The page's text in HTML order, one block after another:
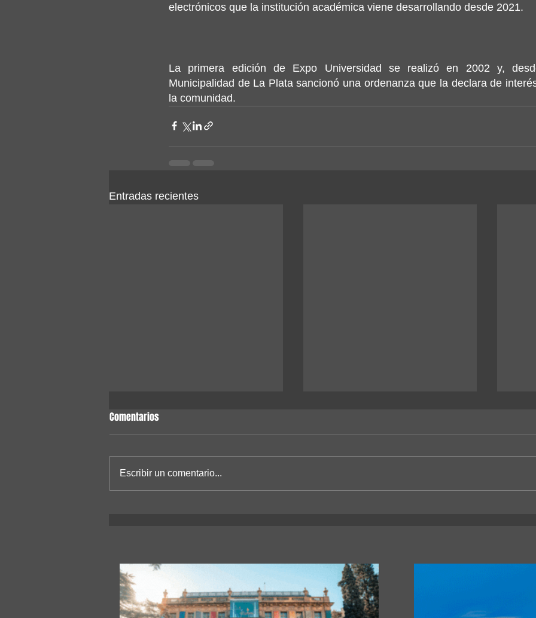
electrónicos que la institución académica viene desarrollando desde 2021.
La primera edición de Expo Universidad se realizó en 2002 y,
Municipalidad de La Plata sancionó una ordenanza que la declara de
la comunidad.
Entradas recientes
Comentarios
Escribir un comentario...